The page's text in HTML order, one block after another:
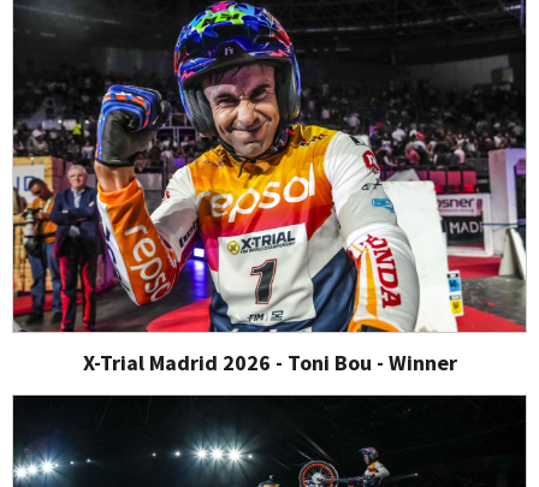
X-Trial Madrid 2026 - Toni Bou - Winner